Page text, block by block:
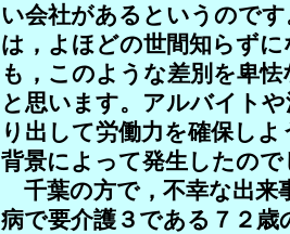
い会社があるというので
は，よほどの世間知らず
も，このような差別を卑
と思います。アルバイト
り出して労働力を確保し
背景によって発生したので
千葉の方で，不幸な出来
病で要介護３である７２